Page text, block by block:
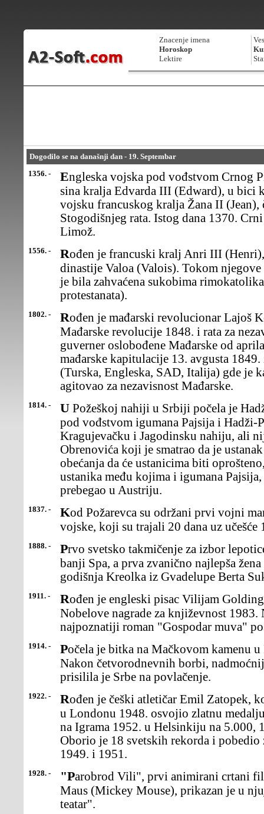
Znacenje imena
Horoskop
Lektire
Dogodilo se na današnji dan - 19. Septembar
1356. -
Engleska vojska pod vođstvom Crnog Princa (The Black Prince),
sina kralja Edvarda III (Edward), u bici
vojsku francuskog kralja Žana II (Jean),
Stogodišnjeg rata. Istog dana 1370.
Limož.
1556. - Rođen je francuski kralj Anri III (Henri), poslednji vladar iz
dinastije Valoa (Valois). Tokom
je bila zahvaćena sukobima
protestanata).
1802. - Rođen je mađarski revolucionar Lajoš Košut (Lajos Kossuth), vođa
Mađarske revolucije 1848. i rata za
guverner oslobođene Mađarske od
mađarske kapitulacije 13. avgusta
(Turska, Engleska, SAD, Italija) gde je
agitovao za nezavisnost Mađarske.
1814. - U Požeškoj nahiji u Srbiji počela je Hadži-Prodanovabuna. Ustanak
pod vođstvom igumana Pajsija i Hadži-
Kragujevačku i Jagodinsku nahiju, ali
Obrenovića koji je smatrao da je
obećanja da će ustanicima biti
ustanika među kojima i igumana
prebegao u Austriju.
1837. - Kod Požarevca su održani prvi vojni manevri regularne srpske
vojske, koji su trajali 20 dana uz učešće
1888. - Prvo svetsko takmičenje za izbor lepotice održano jeu belgijskoj
banji Spa, a prva zvanično najlepša
godišnja Kreolka iz Gvadelupe Berta
1911. - Rođen je engleski pisac Vilijam Golding (William),dobitnik
Nobelove nagrade za književnost
najpoznatiji roman "Gospodar muva"
1914. - Počela je bitka na Mačkovom kamenu u Prvom svetskomratu.
Nakon četvorodnevnih borbi,
prisilila je Srbe na povlačenje.
1922. - Rođen je češki atletičar Emil Zatopek, koji jena Olimpijskim igrama
u Londonu 1948. osvojio zlatnu
na Igrama 1952. u Helsinkiju na 5.000,
Oborio je 18 svetskih rekorda i pobedio
1949. i 1951.
1928. - "Parobrod Vili", prvi animirani crtani film u kojem sepojavio Miki
Maus (Mickey Mouse), prikazan je u
teatar".